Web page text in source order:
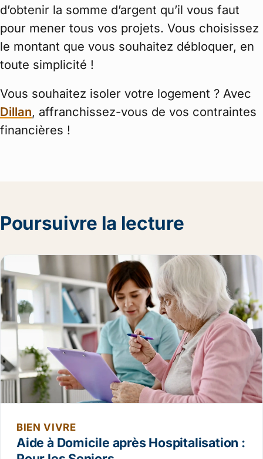
d’obtenir la somme d’argent qu’il vous faut
pour mener tous vos projets. Vous choisissez
le montant que vous souhaitez débloquer, en
toute simplicité !
Vous souhaitez isoler votre logement ? Avec
Dillan, affranchissez-vous de vos contraintes
financières !
Poursuivre la lecture
BIEN VIVRE
Aide à Domicile après Hospitalisation :